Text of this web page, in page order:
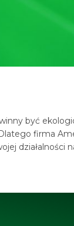
być
firma
działalności